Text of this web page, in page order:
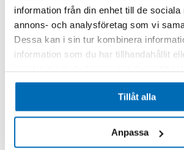
information från din enhet till de sociala
annons- och analysföretag som vi
Dessa kan i sin tur kombinera
information som du har tillhandahållit
Tillåt alla
Anpassa
SE Equipment
Rangeringsarm St BM 15 Ton
Beställningsvara
Exkl. moms
.